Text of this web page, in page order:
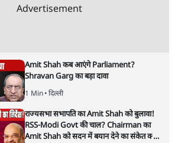
'Chhatron Ki Goonj' Political War! Ajay
Rai, Tarun Chugh & Shatrughan on
Rahul Gandhi
Advertisement